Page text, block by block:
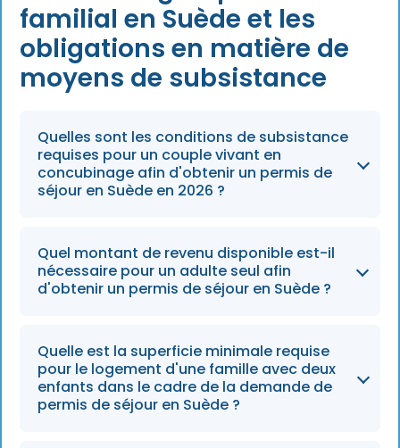
familial en Suède et les
obligations en matière de
moyens de subsistance
Quelles sont les conditions de subsistance
requises pour un couple vivant en
concubinage afin d'obtenir un permis de
séjour en Suède en 2026 ?
Pour les demandes déposées en 2026, les
conjoints ou partenaires vivant en
concubinage doivent justifier d'un revenu
Quel montant de revenu disponible est-il
nécessaire pour un adulte seul afin
d'obtenir un permis de séjour en Suède ?
Un parent seul doit disposer d'un revenu
disponible d'au moins 6 243 SEK par mois, une
fois ses frais de logement réels pris en
compte.
Quelle est la superficie minimale requise
pour le logement d'une famille avec deux
enfants dans le cadre de la demande de
permis de séjour en Suède ?